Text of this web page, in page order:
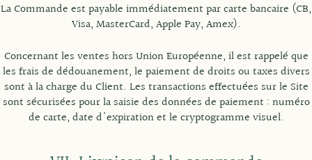
La Commande est payable immédiatement par carte bancaire (CB,
Visa, MasterCard, Apple Pay, Amex).
Concernant les ventes hors Union Européenne, il est rappelé que
les frais de dédouanement, le paiement de droits ou taxes divers
sont à la charge du Client. Les transactions effectuées sur le Site
sont sécurisées pour la saisie des données de paiement : numéro
de carte, date d'expiration et le cryptogramme visuel.